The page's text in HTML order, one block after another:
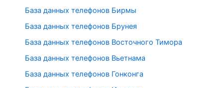
База данных телефонов Бирмы
База данных телефонов Брунея
База данных телефонов Восточного Тимора
База данных телефонов Вьетнама
База данных телефонов Гонконга